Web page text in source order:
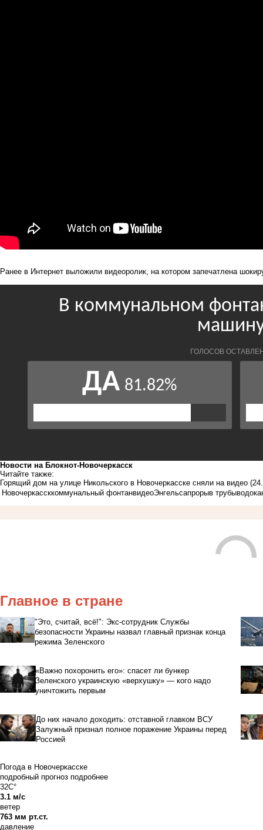
Ранее в Интернет выложили видеоролик , на котором запечатлена
Новости на Блoкнoт-Новочеркасск
Читайте также:
Горящий дом на улице Никольского в Новочеркасске сняли на видео
Новочеркассккоммунальный фонтанвидеоЭнгельсапрорыв трубы
Главное в стране
"Это, считай, всё!": Экс-сотрудник Службы
безопасности Украины назвал главный признак конца
режима Зеленского
«Важно похоронить его»: спасет ли бункер
Зеленского украинскую «верхушку» — кого надо
уничтожить первым
До них начало доходить: отставной главком ВСУ
Залужный признал полное поражение Украины перед
Россией
Погода в Новочеркасске
подробный прогноз подробнее
32C°
3.1 м/с
ветер
763 мм рт.ст.
давление